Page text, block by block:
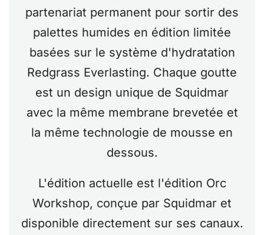
partenariat permanent pour sortir des
palettes humides en édition limitée
basées sur le système d'hydratation
Redgrass Everlasting. Chaque goutte
est un design unique de Squidmar
avec la même membrane brevetée et
la même technologie de mousse en
dessous.
L'édition actuelle est l'édition Orc
Workshop, conçue par Squidmar et
disponible directement sur ses canaux.